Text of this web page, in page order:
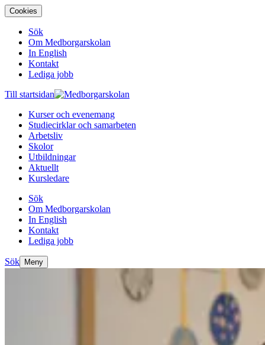
Cookies
Sök
Om Medborgarskolan
In English
Kontakt
Lediga jobb
Till startsidan
Kurser och evenemang
Studiecirklar och samarbeten
Arbetsliv
Skolor
Utbildningar
Aktuellt
Kursledare
Sök
Om Medborgarskolan
In English
Kontakt
Lediga jobb
Sök Meny